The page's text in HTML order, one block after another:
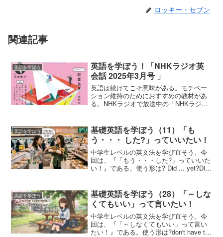
ロッキー・セブン
関連記事
英語を学ぼう
英語を学ぼう！「NHKラジオ英
会話 2025年3月号 」
英語は続けてこそ意味がある。モチベー
ション維持のためにおすすめの教材があ
る。NHKラジオで放送中の「NHKラジオ
よう「NHKラジオ英会話 2025年3月号 ‎
NHK出...
英語を学ぼう
基礎英語を学ぼう（11）「も
う・・・ した?」っていいたい！
中学生レベルの英文法を学び直そう。今
回は、『「もう・・・した?」っていいた
い！』である。使う形は? Did ... yet?Did
英語を学ぼう
基礎英語を学ぼう（28）「～しな
くてもいい」って言いたい！
中学生レベルの英文法を学び直そう。今
回は、『「～しなくてもいい」って言い
たい！』である。使う形は?don't have to